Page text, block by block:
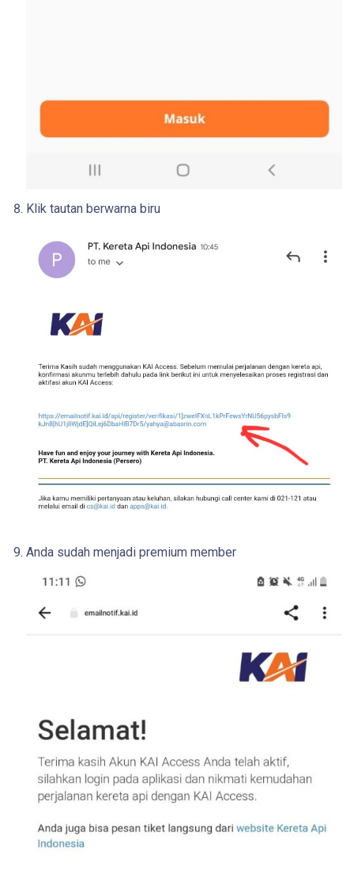
Klik tautan berwarna biru
Anda sudah menjadi premium member